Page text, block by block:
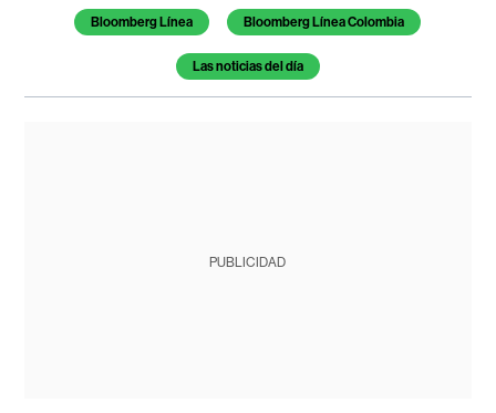
Bloomberg Línea Bloomberg Línea Colombia
Las noticias del día
PUBLICIDAD